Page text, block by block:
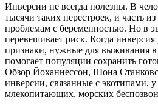
Инверсии не всегда полезны. В
тысячи таких перестроек, и часть
проблемам с беременностью. Но в
перевешивает риск. Когда инверсия
признаки, нужные для выживания в
помогает популяции сохранить
Обзор Йоханнессон, Шона
инверсии, связанные с экотипами,
млекопитающих, морских